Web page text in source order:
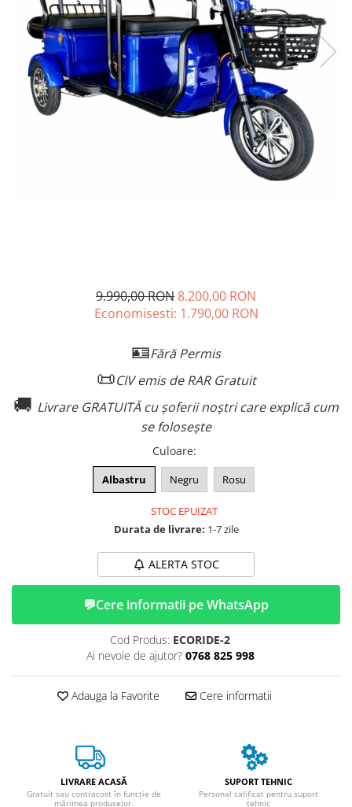
➔ Cu Volan
➔ Fara Permis
➔ 4000W
⬇ MARCI
➔ Volta
Toate accesoriile la Triciclete
Masina Electrica Arora
Masina Electrica 25 km/h
Masina Electrica 2 Locuri fara
Scutere Electrice
Cu 3 Roti
Cu 3 Roti fara Permis
Fara Permis
9.990,00 RON8.200,00 RON
Economisesti: 1.790,00 RON
🪪Fără Permis
📜CIV emis de RAR Gratuit
🚚 Livrare GRATUITĂ cu șoferii noștri care explică cum
se folosește
Culoare:
Albastru Negru Rosu
STOC EPUIZAT
Durata de livrare: 1-7 zile
ALERTA STOC
💬Cere informatii pe WhatsApp
Cod Produs: ECORIDE-2
Ai nevoie de ajutor? 0768 825 998
Adauga la Favorite Cere informatii
LIVRARE ACASĂ
Gratuit sau contracost în funcție de
mărimea produselor.
SUPORT TEHNIC
Personal calificat pentru suport
tehnic